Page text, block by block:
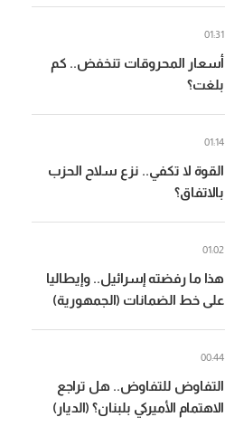
أسعار المحروقات تنخفض.. كم
بلغت؟
01:31
القوة لا تكفي.. نزع سلاح الحزب
بالاتفاق؟
01:14
هذا ما رفضته إسرائيل.. وإيطاليا
على خط الضمانات (الجمهورية)
01:02
التفاوض للتفاوض.. هل تراجع
الاهتمام الأميركي بلبنان؟ (الديار)
00:44